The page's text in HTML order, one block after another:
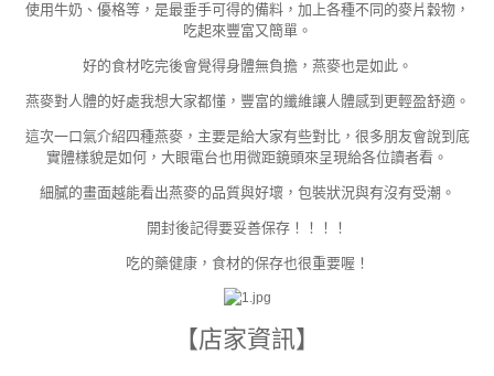
使用牛奶、優格等，是最垂手可得的備料，加上各種不同的麥片穀物，
吃起來豐富又簡單。
好的食材吃完後會覺得身體無負擔，燕麥也是如此。
燕麥對人體的好處我想大家都懂，豐富的纖維讓人體感到更輕盈舒適。
這次一口氣介紹四種燕麥，主要是給大家有些對比，很多朋友會說到底
實體樣貌是如何，大眼電台也用微距鏡頭來呈現給各位讀者看。
細膩的畫面越能看出燕麥的品質與好壞，包裝狀況與有沒有受潮。
開封後記得要妥善保存！！！！
吃的藥健康，食材的保存也很重要喔！
【店家資訊】